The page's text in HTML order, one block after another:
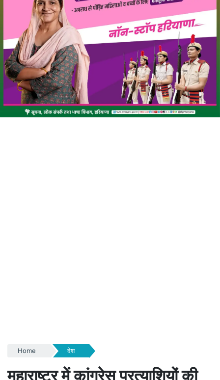
Home देश
महाराष्ट्र में कांग्रेस प्रत्याशियों की